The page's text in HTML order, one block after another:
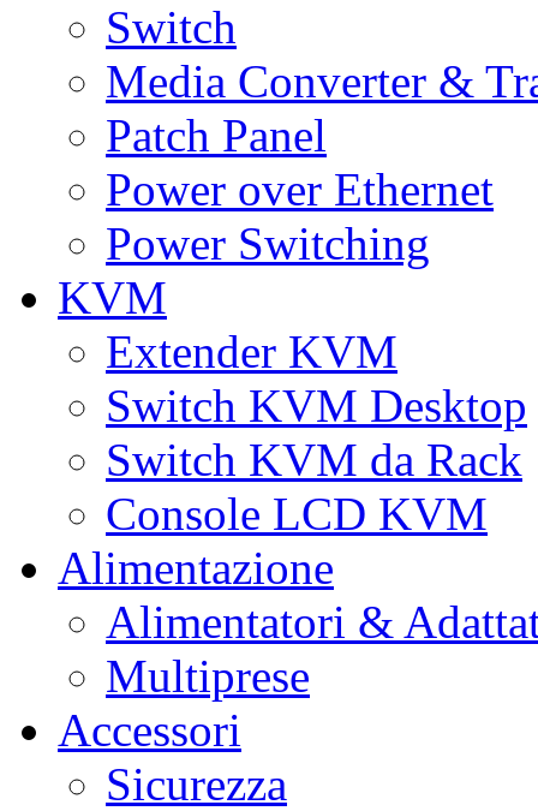
Switch
Media Converter &
Patch Panel
Power over Ethernet
Power Switching
KVM
Extender KVM
Switch KVM Desktop
Switch KVM da Rack
Console LCD KVM
Alimentazione
Alimentatori &
Multiprese
Accessori
Sicurezza